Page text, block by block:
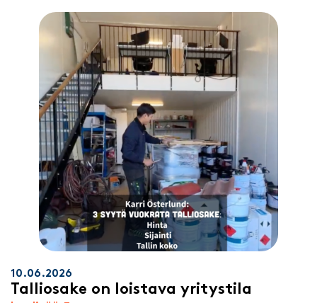
10.06.2026
Talliosake on loistava yritystila